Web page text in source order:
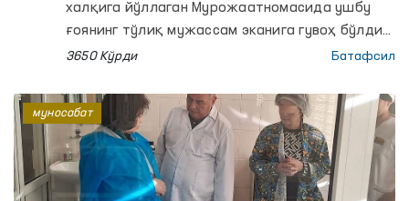
халқига йўллаган Мурожаатномасида ушбу
ғоянинг тўлиқ мужассам эканига гувоҳ бўлдик.
Таълим, соғлиқни сақлаш, электр энергия, газ,
масалаларнинг барчаси ушбу
Мурожаатномадан ўрин олди. Аҳамиятлиси,
муаммолар аниқ кўрсатилди, таклифлар ҳам
аниқ илгари сурилди.
3650 Кўрди Батафсил
муносабат